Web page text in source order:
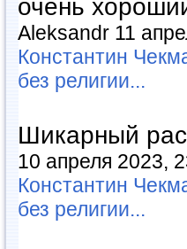
очень
Aleksandr 11
Константин
без религии...
Шикарный
10 апреля 2023,
Константин
без религии...